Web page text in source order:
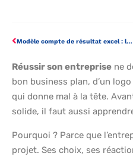
Modèle compte de résultat excel : la solution pratique pour piloter votre entreprise
Réussir son entreprise ne
bon business plan, d’un
qui donne mal à la tête.
solide, il faut aussi
Pourquoi ? Parce que
projet. Ses choix, ses